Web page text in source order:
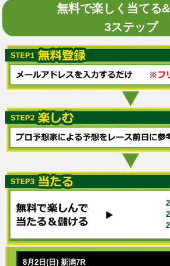
無料で楽しく当てる
3ステップ
8月2日(日) 新潟7R